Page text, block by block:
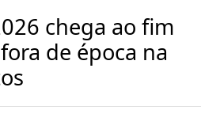
chega ao fim
de época na